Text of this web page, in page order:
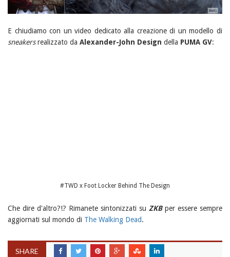
E chiudiamo con un video dedicato alla creazione di un modello di
sneakersrealizzato da Alexander-John Design della PUMA GV:
#TWD x Foot Locker Behind The Design
Che dire d'altro?!? Rimanete sintonizzati su ZKBper essere sempre
aggiornati sul mondo di The Walking Dead.
SHARE